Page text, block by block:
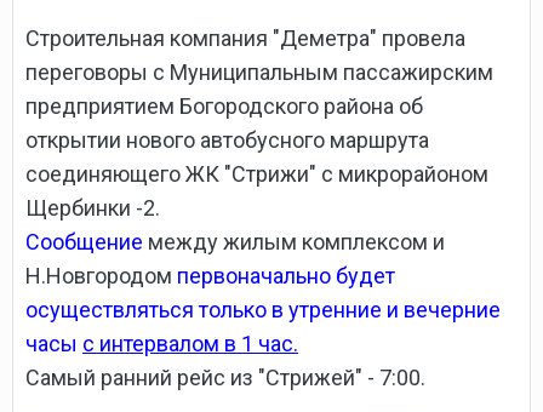
Строительная компания "Деметра" провела
переговоры с Муниципальным пассажирским
предприятием Богородского района об
открытии нового автобусного маршрута
соединяющего ЖК "Стрижи" с микрорайоном
Щербинки -2.
Сообщение между жилым комплексом и
Н.Новгородом первоначально будет
осуществляться только в утренние и вечерние
часы с интервалом в 1 час.
Самый ранний рейс из "Стрижей" - 7:00.